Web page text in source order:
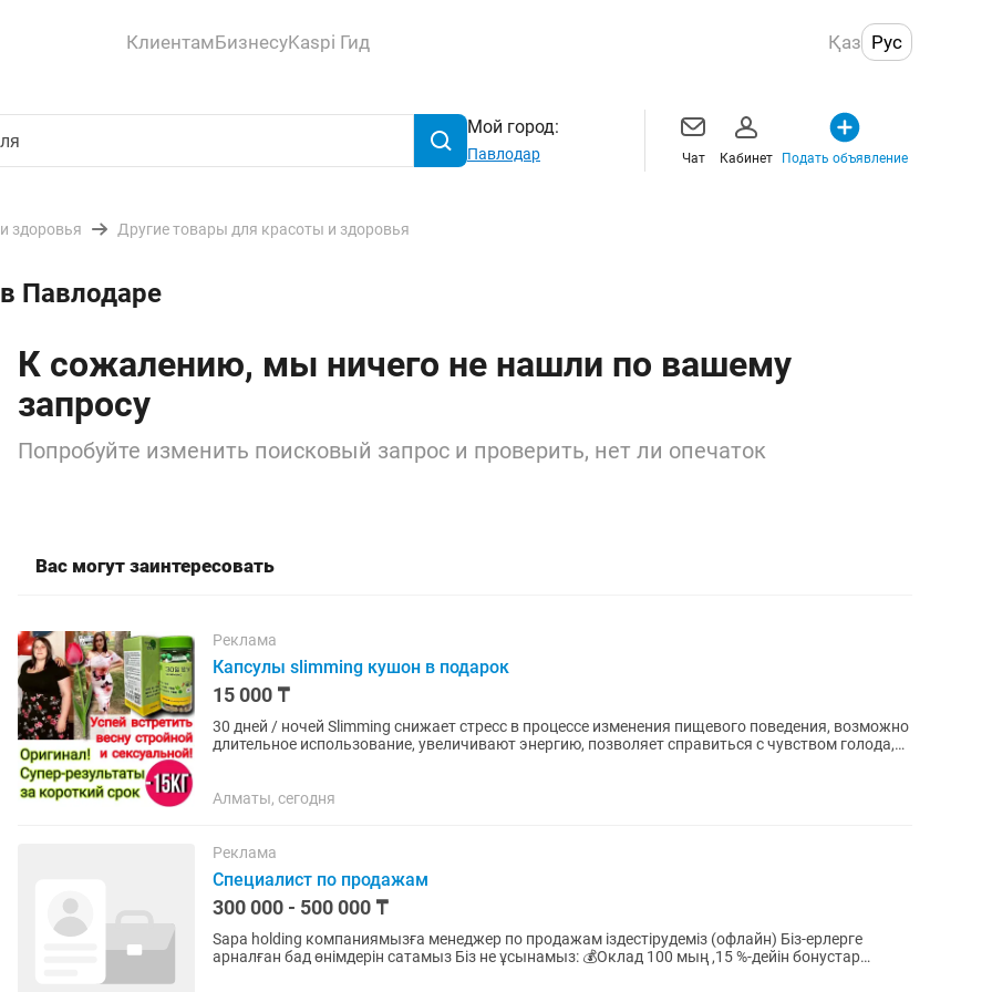
КлиентамБизнесуKaspi Гид Қаз Рус
Мой город:
Павлодар Чат Кабинет Подать объявление
здоровья Другие товары для красоты и здоровья
Павлодаре
К сожалению, мы ничего не нашли по вашему
запросу
Попробуйте изменить поисковый запрос и проверить, нет ли опечаток
Вас могут заинтересовать
Реклама
Капсулы slimming кушон в подарок
15 000 ₸
30 дней / ночей Slimming снижает стресс в процессе изменения пищевого поведения, возможно
длительное использование, увеличивают энергию, позволяет справиться с чувством голода,
Алматы, сегодня
Реклама
Специалист по продажам
300 000 - 500 000 ₸
Sapa holding компаниямызға менеджер по продажам іздестірудеміз (офлайн) Біз-ерлерге
арналған бад өнімдерін сатамыз Біз не ұсынамыз: 💰Оклад 100 мың ,15 %-дейін бонустар